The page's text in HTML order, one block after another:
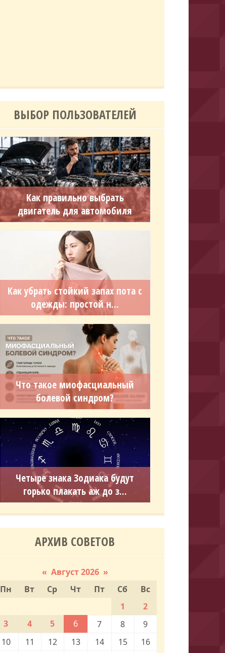
ВЫБОР ПОЛЬЗОВАТЕЛЕЙ
Как правильно выбрать
двигатель для автомобиля
Как убрать стойкий запах пота с
одежды: простой н...
Что такое миофасциальный
болевой синдром?
Четыре знака Зодиака будут
горько плакать аж до з...
АРХИВ СОВЕТОВ
« Август 2026 »
Пн
Вт Ср Чт Пт Сб
Вс
1
2
3
4 5 6 7 8
9
10
11 12 13 14 15
16